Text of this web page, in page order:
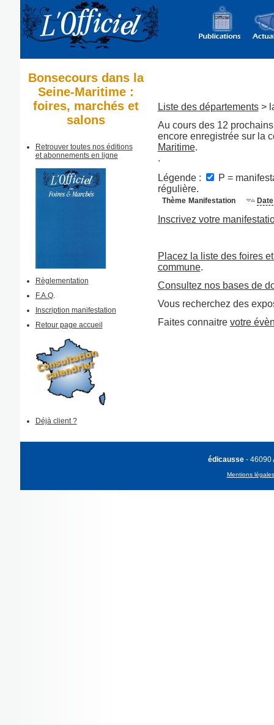
Bonsecours dans la
Seine-Maritime :
foires, marchés et
salons
Retrouver toutes nos éditions
et abonnements en ligne
Règlementation
F.A.Q.
Inscription manifestation
Retour page accueil
Déjà client ?
Liste des départements>
Au cours des 12
encore enregistrée sur la
Maritime.
.
Légende :
P =
régulière.
Thème Manifestation Date
Inscrivez votre
Placez la liste des foires
commune.
Consultez nos bases de
Vous recherchez des
Faites connaitre votre
édicausse - 46090
Mentions légales